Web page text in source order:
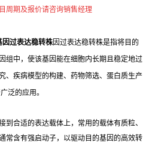
周期及报价请咨询销售经理
因过表达稳转株因过表达稳转株是指将目的
组中，使该基因能在细胞内长期且稳定地过
、疾病模型的构建、药物筛选、蛋白质生产
泛的应用。
到合适的表达载体上，常用的载体有质粒、
常含有强启动子，以驱动目的基因的高效转